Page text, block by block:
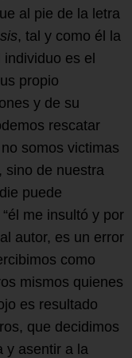
al pie de la letra
, tal y como él la
es el
propio
y de su
rescatar
somos victimas
sino de nuestra
puede
me insultó y por
autor, es un error
como
mismos quienes
es resultado
que decidimos
y asentir a la